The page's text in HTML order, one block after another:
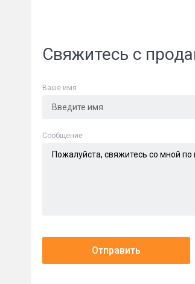
Свяжитесь с
Ваше имя
Cообщение
Отправить